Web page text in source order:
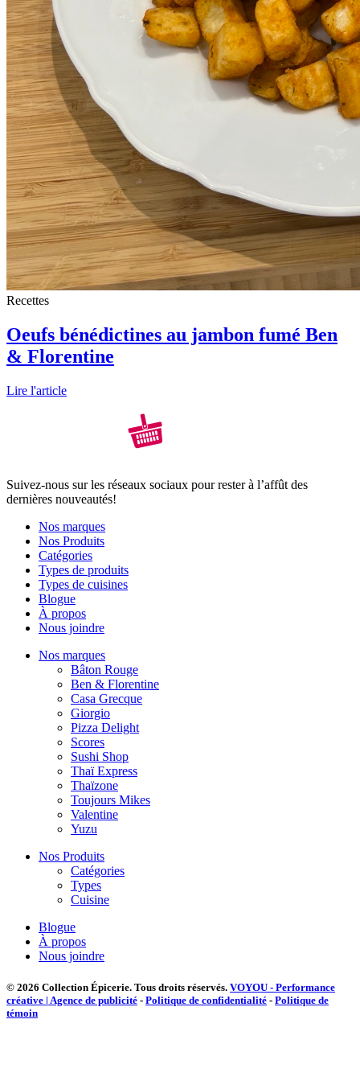
Recettes
Oeufs bénédictines au jambon fumé Ben
& Florentine
Lire l'article
Suivez-nous sur les réseaux sociaux pour rester à l’affût des
dernières nouveautés!
Nos marques
Nos Produits
Catégories
Types de produits
Types de cuisines
Blogue
À propos
Nous joindre
Nos marques
Bâton Rouge
Ben & Florentine
Casa Grecque
Giorgio
Pizza Delight
Scores
Sushi Shop
Thaï Express
Thaïzone
Toujours Mikes
Valentine
Yuzu
Nos Produits
Catégories
Types
Cuisine
Blogue
À propos
Nous joindre
© 2026 Collection Épicerie. Tous droits réservés. VOYOU - Performance
créative | Agence de publicité - Politique de confidentialité - Politique de
témoin